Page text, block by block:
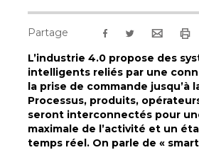
Partage
L’industrie 4.0 propose des
intelligents reliés par une
la prise de commande jusqu’à
Processus, produits,
seront interconnectés pour
maximale de l’activité et un
temps réel. On parle de «